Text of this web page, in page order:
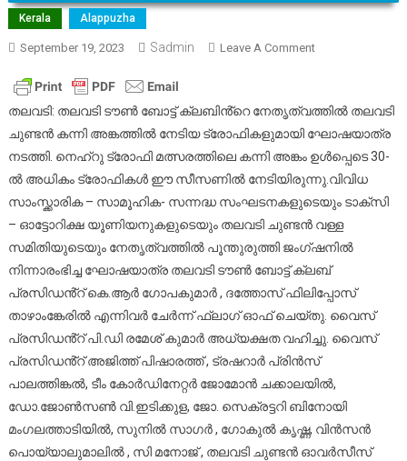
Kerala Alappuzha
September 19, 2023 Sadmin Leave A CommentOn
ബോട്ട്
ക്ലബിൻ്റെ
നേതൃത്വത്തിൽ
തലവടി
കന്നി
അങ്കത്തിൽ
നേടിയ
ഘോഷയാത്ര
നടത്തി.
തലവടി: തലവടി ടൗൺ ബോട്ട് ക്ലബിൻ്റെ നേതൃത്വത്തിൽ തലവടി
ചുണ്ടൻ കന്നി അങ്കത്തിൽ നേടിയ ട്രോഫികളുമായി ഘോഷയാത്ര
നടത്തി. നെഹ്റു ട്രോഫി മത്സരത്തിലെ കന്നി അങ്കം ഉൾപ്പെടെ 30-
ൽ അധികം ട്രോഫികൾ ഈ സീസണിൽ നേടിയിരുന്നു.വിവിധ
സാംസ്ക്കാരിക – സാമൂഹിക- സന്നദ്ധ സംഘടനകളുടെയും ടാക്സി
– ഓട്ടോറിക്ഷ യൂണിയനുകളുടെയും തലവടി ചുണ്ടൻ വള്ള
സമിതിയുടെയും നേതൃത്വത്തിൽ പൂന്തുരുത്തി ജംഗ്ഷനിൽ
നിന്നാരംഭിച്ച ഘോഷയാത്ര തലവടി ടൗൺ ബോട്ട് ക്ലബ്
പ്രസിഡൻ്റ് കെ.ആർ ഗോപകുമാർ , ദത്തോസ് ഫിലിപ്പോസ്
താഴാംങ്കേരിൽ എന്നിവർ ചേർന്ന് ഫ്ലാഗ് ഓഫ് ചെയ്തു. വൈസ്
പ്രസിഡൻ്റ് പി.ഡി രമേശ് കുമാർ അധ്യക്ഷത വഹിച്ചു. വൈസ്
പ്രസിഡൻ്റ് അജിത്ത് പിഷാരത്ത് , ട്രഷറാർ പ്രിൻസ്
പാലത്തിങ്കൽ, ടീം കോർഡിനേറ്റർ ജോമോൻ ചക്കാലയിൽ,
ഡോ.ജോൺസൺ വി.ഇടിക്കുള, ജോ. സെക്രട്ടറി ബിനോയി
മംഗലത്താടിയിൽ, സുനിൽ സാഗർ , ഗോകുൽ കൃഷ്ണ, വിൻസൻ
പൊയ്യാലുമാലിൽ , സി മനോജ് , തലവടി ചുണ്ടൻ ഓവർസീസ്